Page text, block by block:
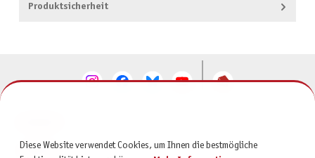
Produktsicherheit
SERVICE
Diese Website verwendet Cookies, um Ihnen die bestmögliche